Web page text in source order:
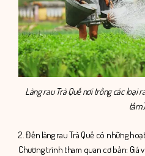
Làng rau Trà Quế nơi trồng các loại
tầm)
2. Đến làng rau Trà Quế có những
Chương trình tham quan cơ bản: Giá